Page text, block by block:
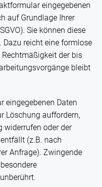
eingegebenen
auf Grundlage Ihrer
Sie können diese
reicht eine formlose
der bis
bleibt
eingegebenen Daten
Löschung auffordern,
widerrufen oder der
(z.B. nach
Anfrage). Zwingende